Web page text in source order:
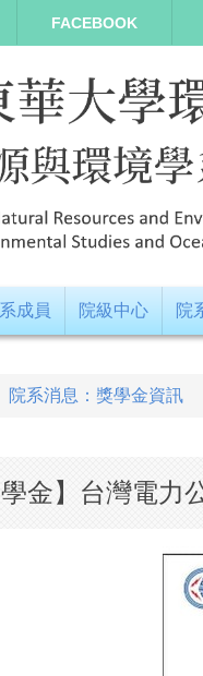
FACEBOOK
成員 院級中心 院
院系消息：獎學金資訊
學金】台灣電